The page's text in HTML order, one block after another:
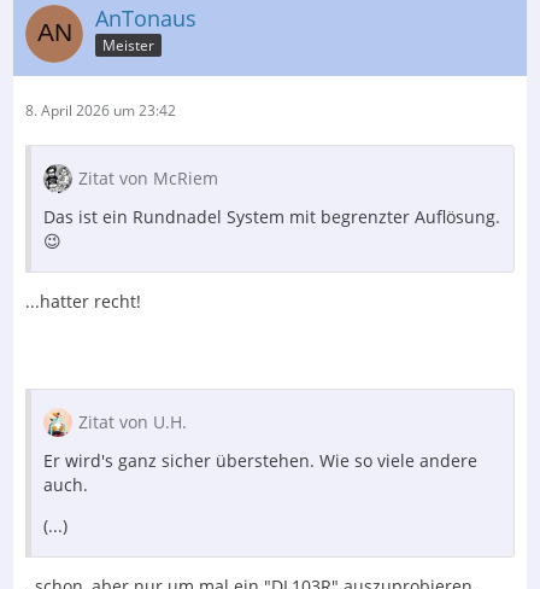
AnTonaus
Meister
8. April 2026 um 23:42
Zitat von McRiem
Das ist ein Rundnadel System mit begrenzter Auflösung.
😉
...hatter recht!
Zitat von U.H.
Er wird's ganz sicher überstehen. Wie so viele andere
auch.
(...)